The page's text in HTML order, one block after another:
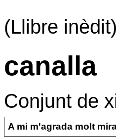
(Llibre inèdit)
canalla
Conjunt de
A mi m'agrada molt